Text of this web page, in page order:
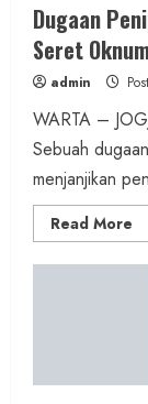
Dugaan
Seret
admin
WARTA –
Sebuah
menjanjikan
Read More